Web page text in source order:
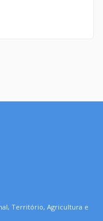
Território, Agricultura e